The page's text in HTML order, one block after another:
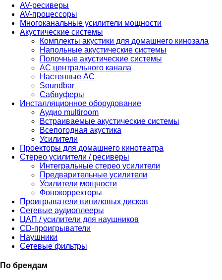
AV-ресиверы
AV-процессоры
Многоканальные усилители мощности
Акустические системы
Комплекты акустики для домашнего кинозала
Напольные акустические системы
Полочные акустические системы
АС центрального канала
Настенные АС
Soundbar
Сабвуферы
Инсталляционное оборудование
Аудио multiroom
Встраиваемые акустические системы
Всепогодная акустика
Усилители
Проекторы для домашнего кинотеатра
Стерео усилители / ресиверы
Интегральные стерео усилители
Предварительные усилители
Усилители мощности
Фонокорректоры
Проигрыватели виниловых дисков
Сетевые аудиоплееры
ЦАП / усилители для наушников
CD-проигрыватели
Наушники
Сетевые фильтры
По брендам